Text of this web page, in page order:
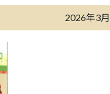
2026年3